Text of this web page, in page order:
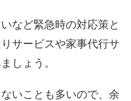
など緊急時の対応策と
サービスや家事代行サ
しょう。
いことも多いので、余